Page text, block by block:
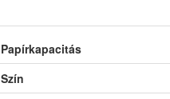
Papírkapacitás
Szín